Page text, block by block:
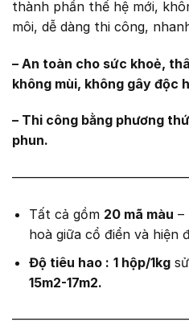
thành phần thế hệ mới,
môi, dễ dàng thi công,
– An toàn cho sức khoẻ,
không mùi, không gây độc
– Thi công bằng phương
phun.
Tất cả gồm 20 mã màu –
hoà giữa cổ điển và hiện
Độ tiêu hao : 1 hộp/1kgsử
15m2-17m2.